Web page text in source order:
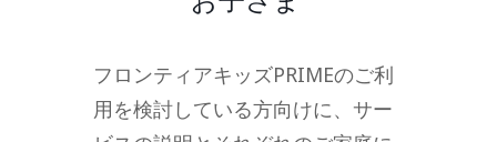
フロンティアキッズPRIMEのご利
用を検討している方向けに、サー